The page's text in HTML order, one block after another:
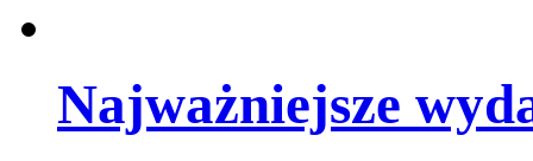
Najważniejsze